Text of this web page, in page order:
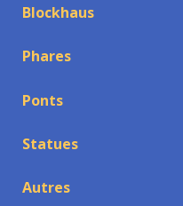
Blockhaus
Phares
Ponts
Statues
Autres